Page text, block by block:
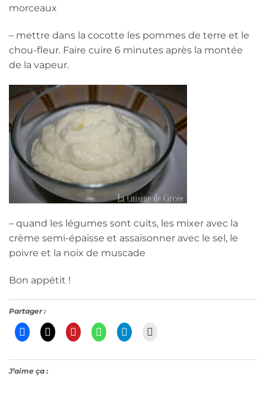
morceaux
– mettre dans la cocotte les pommes de terre et le
chou-fleur. Faire cuire 6 minutes après la montée
de la vapeur.
– quand les légumes sont cuits, les mixer avec la
crème semi-épaisse et assaisonner avec le sel, le
poivre et la noix de muscade
Bon appétit !
Partager :
J’aime ça :